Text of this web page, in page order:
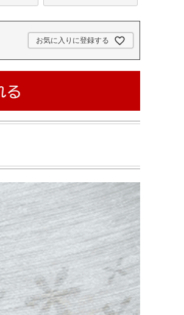
お気に入りに登録する